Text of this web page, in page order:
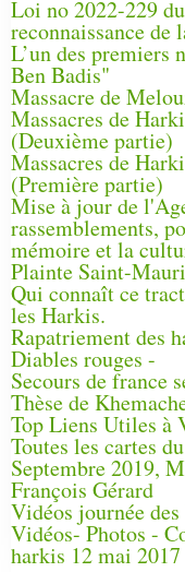
Loi no 2022-229
reconnaissance de
L’un des
Ben Badis"
Massacre de
Massacres de
(Deuxième partie)
Massacres de
(Première partie)
Mise à jour de
rassemblements,
mémoire et la
Plainte Saint-
Qui connaît ce
les Harkis.
Rapatriement des
Diables rouges -
Secours de france
Thèse de
Top Liens Utiles à
Toutes les cartes
Septembre 2019,
François Gérard
Vidéos journée
Vidéos- Photos -
harkis 12 mai